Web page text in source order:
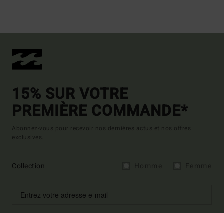
15% SUR VOTRE
PREMIÈRE COMMANDE*
Abonnez-vous pour recevoir nos dernières actus et nos offres
exclusives.
Collection